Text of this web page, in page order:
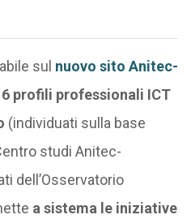
sul nuovo sito Anitec-
profili professionali ICT
(individuati sulla base
studi Anitec-
dell’Osservatorio
a sistema le iniziative